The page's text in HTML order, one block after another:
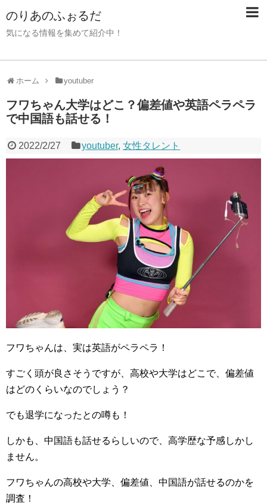
のりあのふぉるだ
気になる情報を集めて紹介中！
ホーム youtuber
フワちゃん大学はどこ？偏差値や英語ペラペラ
で中国語も話せる！
2022/2/27 youtuber,女性タレント
フワちゃんは、実は英語がペラペラ！
すごく頭が良さそうですが、高校や大学はどこで、偏差値
はどのくらいなのでしょう？
でも退学になったとの噂も！
しかも、中国語も話せるらしいので、高学歴な予感しかし
ません。
フワちゃんの高校や大学、偏差値、中国語が話せるのかを
調査！